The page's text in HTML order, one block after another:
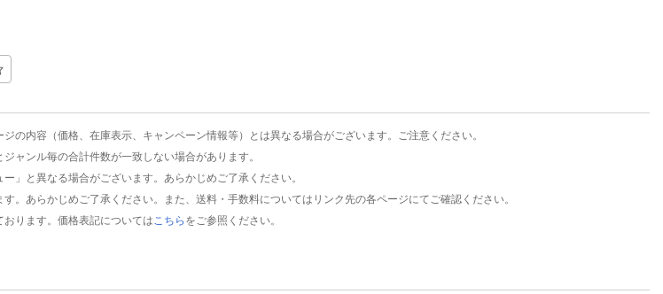
の内容（価格、在庫表示、キャンペーン情報等）とは異なる場合がございます。ご注意ください。
ャンル毎の合計件数が一致しない場合があります。
」と異なる場合がございます。あらかじめご了承ください。
。あらかじめご了承ください。また、送料・手数料についてはリンク先の各ページにてご確認ください。
ります。価格表記については こちら をご参照ください。